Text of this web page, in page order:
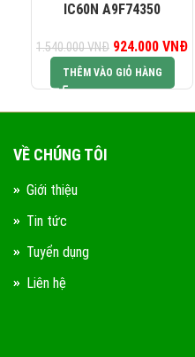
IC60N A9F74350
1.540.000VNĐ
Giá gốc là:
1.540.000 VNĐ.
924.000 VNĐ
THÊM VÀO GIỎ HÀNG
VỀ CHÚNG TÔI
Giới thiệu
Tin tức
Tuyển dụng
Liên hệ